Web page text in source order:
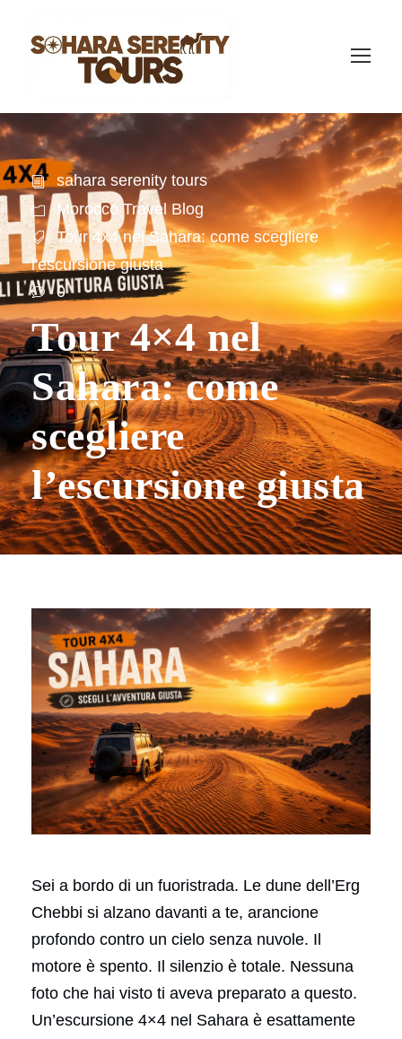
sahara serenity tours
Morocco Travel Blog
Tour 4x4 nel Sahara: come scegliere
l'escursione giusta
0
Tour 4×4 nel
Sahara: come
scegliere
l’escursione giusta
Sei a bordo di un fuoristrada. Le dune dell’Erg
Chebbi si alzano davanti a te, arancione
profondo contro un cielo senza nuvole. Il
motore è spento. Il silenzio è totale. Nessuna
foto che hai visto ti aveva preparato a questo.
Un’escursione 4×4 nel Sahara è esattamente